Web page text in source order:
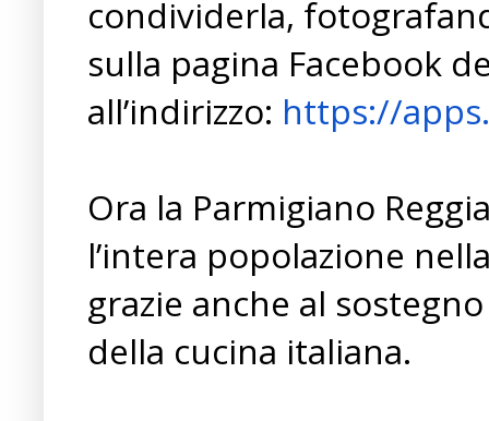
condividerla,
sulla pagina Facebook
all’indirizzo: https://
Ora la Parmigiano
l’intera popolazione
grazie anche al
della cucina italiana.